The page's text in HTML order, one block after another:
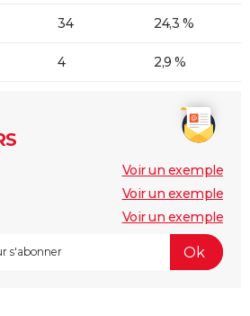
34 24,3 %
4 2,9 %
Voir un exemple
Voir un exemple
Voir un exemple